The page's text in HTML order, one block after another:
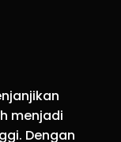
menjadi
Dengan